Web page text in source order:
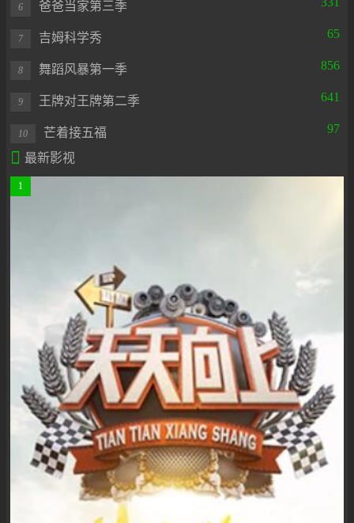
6 爸爸当家第三季
7 吉姆科学秀 65
8 舞蹈风暴第一季 856
9 王牌对王牌第二季 641
10 芒着接五福 97
 最新影视
1